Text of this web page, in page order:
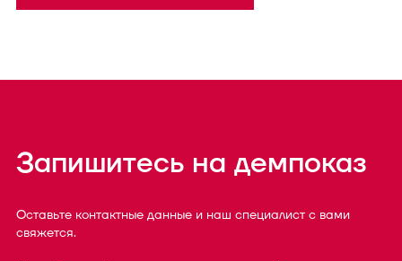
Запишитесь на демпоказ
Оставьте контактные данные и наш специалист с вами
свяжется.